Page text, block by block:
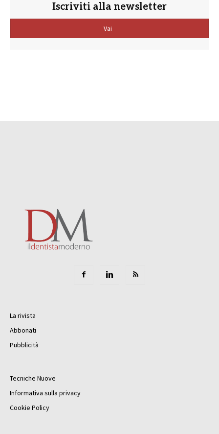
Iscriviti alla newsletter
Vai
La rivista
Abbonati
Pubblicità
Tecniche Nuove
Informativa sulla privacy
Cookie Policy